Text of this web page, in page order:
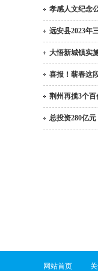
孝感人文纪念
远安县2023年
大悟新城镇实
喜报！蕲春这
荆州再揽3个
总投资280亿
网站首页